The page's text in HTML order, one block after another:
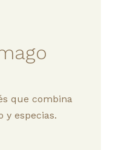
que combina
y especias.